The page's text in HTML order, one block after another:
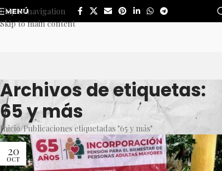
Skip to navigation
Skip to main content
MENÚ
Archivos de etiquetas:
65 y más
Inicio Publicaciones etiquetadas "65 y más"
20
OCT